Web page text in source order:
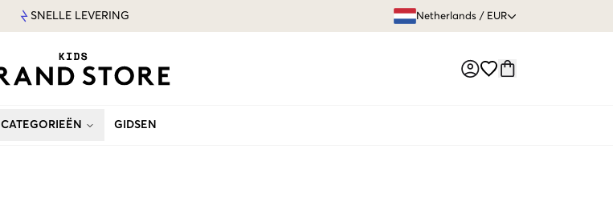
SNELLE LEVERING Netherlands / EUR
CATEGORIEËN GIDSEN